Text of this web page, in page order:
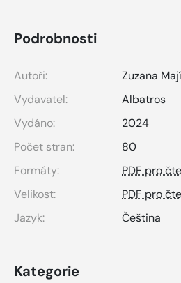
Podrobnosti
Autoři:
Zuzana
Vydavatel:
Albatros
Vydáno:
2024
Počet stran:
80
Formáty:
PDF pro
Velikost:
PDF pro
Jazyk:
Čeština
Kategorie